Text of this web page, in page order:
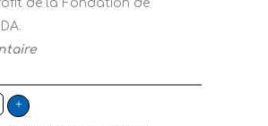
de la Fondation de